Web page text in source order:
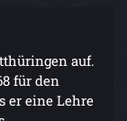
auf.
für den
er eine Lehre